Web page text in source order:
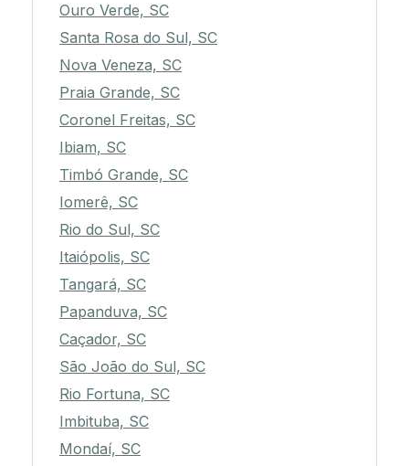
Ouro Verde, SC
Santa Rosa do Sul, SC
Nova Veneza, SC
Praia Grande, SC
Coronel Freitas, SC
Ibiam, SC
Timbó Grande, SC
Iomerê, SC
Rio do Sul, SC
Itaiópolis, SC
Tangará, SC
Papanduva, SC
Caçador, SC
São João do Sul, SC
Rio Fortuna, SC
Imbituba, SC
Mondaí, SC